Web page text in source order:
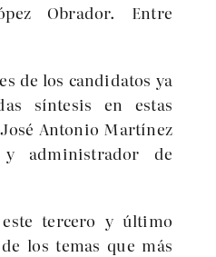
Obrador. Entre
de los candidatos ya
síntesis en estas
Antonio Martínez
administrador de
tercero y último
los temas que más